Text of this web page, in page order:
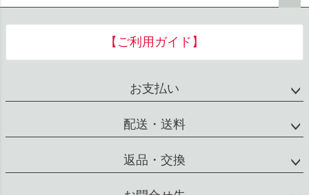
へ
【ご利用ガイド】
お支払い
配送・送料
返品・交換